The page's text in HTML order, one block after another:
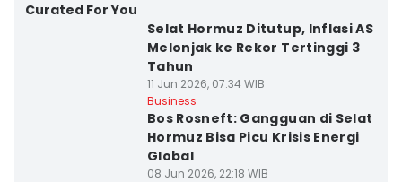
Curated For You
Selat Hormuz Ditutup, Inflasi AS
Melonjak ke Rekor Tertinggi 3
Tahun
11 Jun 2026, 07:34 WIB
Business
Bos Rosneft: Gangguan di Selat
Hormuz Bisa Picu Krisis Energi
Global
08 Jun 2026, 22:18 WIB